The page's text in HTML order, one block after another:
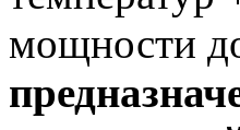
мощности